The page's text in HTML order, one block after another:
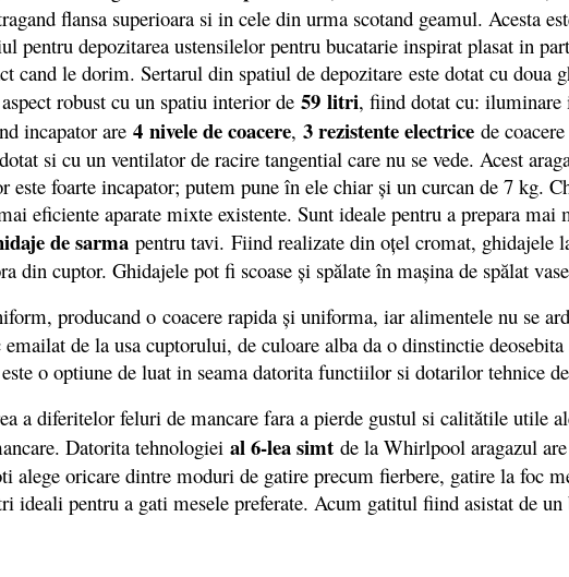
flansa superioara si in cele din urma scotand geamul. Acesta
depozitarea ustensilelor pentru bucatarie inspirat plasat in
cand le dorim. Sertarul din spatiul de depozitare este dotat cu doua
robust cu un spatiu interior de 59 litri, fiind dotat cu: iluminare
incapator are 4 nivele de coacere, 3 rezistente electrice de
si cu un ventilator de racire tangential care nu se vede. Acest
foarte incapator; putem pune în ele chiar și un curcan de 7 kg.
eficiente aparate mixte existente. Sunt ideale pentru a prepara mai
de sarma pentru tavi. Fiind realizate din oţel cromat, ghidajele
din cuptor. Ghidajele pot fi scoase şi spălate în maşina de spălat
producand o coacere rapida şi uniforma, iar alimentele nu se
de la usa cuptorului, de culoare alba da o dinstinctie
o optiune de luat in seama datorita functiilor si dotarilor tehnice
a diferitelor feluri de mancare fara a pierde gustul si calitătile utile
Datorita tehnologiei al 6-lea simt de la Whirlpool aragazul
oricare dintre moduri de gatire precum fierbere, gatire la foc
ideali pentru a gati mesele preferate. Acum gatitul fiind asistat de